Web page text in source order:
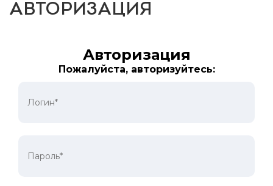
АВТОРИЗАЦИЯ
Авторизация
Пожалуйста, авторизуйтесь: